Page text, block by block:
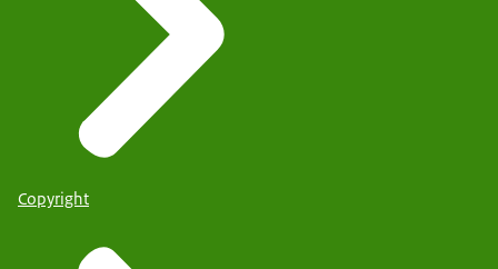
Copyright